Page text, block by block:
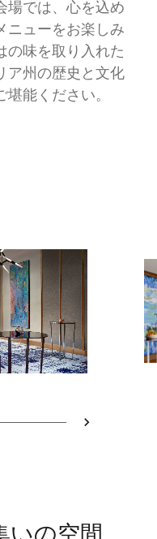
場では、心を込め
ニューをお楽しみ
の味を取り入れた
ア州の歴史と文化
能ください。
Swan River 1 -
2 - Ballroom -
ド 3 - Ballroom
イド 4 - Swan
スライド 5 -
スライド 6 -
スライド 7
次へ